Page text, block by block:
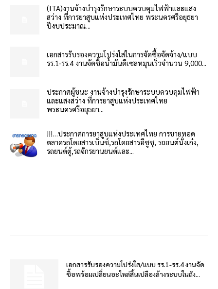
(ITA)งานจ้างบำรุงรักษาระบบควบคุมไฟฟ้าและแสง
สว่าง ที่การยาสูบแห่งประเทศไทย พระนครศรีอยุธยา
ปีงบประมาณ...
เอกสารรับรองความโปร่งใสในการจัดซื้อจัดจ้าง/แบบ
รร.1-รร.4 งานจัดซื้อน้ำมันดีเซลหมุนเร็วจำนวน 9,000...
ประกาศผู้ชนะ งานจ้างบำรุงรักษาระบบควบคุมไฟฟ้า
และแสงสว่าง ที่การยาสูบแห่งประเทศไทย
พระนครศรีอยุธยา...
!!!…ประกาศการยาสูบแห่งประเทศไทย การขายทอด
ตลาดรถโดยสารเบ็นซ์,รถโดยสารอีซูซุ, รถยนต์นั่งเก๋ง,
รถยนต์ตู้,รถจักรยานยนต์และ...
เอกสารรับรองความโปร่งใส/แบบ รร.1-รร.4 งานจัด
ซื้อพร้อมเปลี่ยนอะไหล่สิ้นเปลืองล้างระบบในถัง...